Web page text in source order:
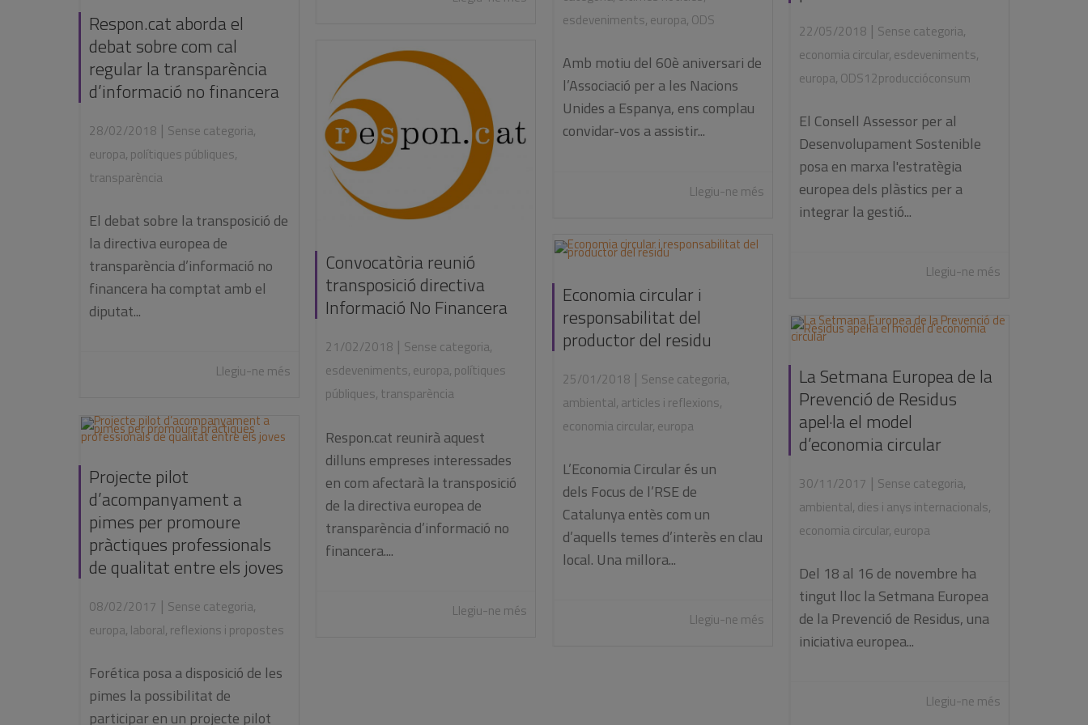
esdeveniments, europa, ODS
Amb motiu del 60è aniversari de
l’Associació per a les Nacions
Unides a Espanya, ens complau
convidar-vos a assistir...
Llegiu-ne més
22/05/2018 | Sense categoria,
economia circular, esdeveniments,
europa, ODS12produccióconsum
El Consell Assessor per al
Desenvolupament Sostenible
posa en marxa l'estratègia
europea dels plàstics per a
integrar la gestió...
Llegiu-ne més
Respon.cat aborda el
debat sobre com cal
regular la transparència
d’informació no financera
28/02/2018 | Sense categoria,
europa, polítiques públiques,
transparència
El debat sobre la transposició de
la directiva europea de
transparència d’informació no
financera ha comptat amb el
diputat...
Llegiu-ne més
Convocatòria reunió
transposició directiva
Informació No Financera
21/02/2018 | Sense categoria,
esdeveniments, europa, polítiques
públiques, transparència
Respon.cat reunirà aquest
dilluns empreses interessades
en com afectarà la transposició
de la directiva europea de
transparència d’informació no
financera....
Llegiu-ne més
Economia circular i
responsabilitat del
productor del residu
25/01/2018 | Sense categoria,
ambiental, articles i reflexions,
economia circular, europa
L’Economia Circular és un
dels Focus de l’RSE de
Catalunya entès com un
d’aquells temes d’interès en clau
local. Una millora...
Llegiu-ne més
La Setmana Europea de la
Prevenció de Residus
apel·la el model
d’economia circular
30/11/2017 | Sense categoria,
ambiental, dies i anys internacionals,
economia circular, europa
Del 18 al 16 de novembre ha
tingut lloc la Setmana Europea
de la Prevenció de Residus, una
iniciativa europea...
Llegiu-ne més
Projecte pilot
d’acompanyament a
pimes per promoure
pràctiques professionals
de qualitat entre els joves
08/02/2017 | Sense categoria,
europa, laboral, reflexions i propostes
Forética posa a disposició de les
pimes la possibilitat de
participar en un projecte pilot